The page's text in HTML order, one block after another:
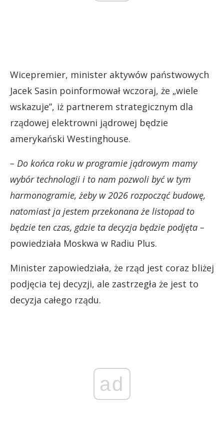
Wicepremier, minister aktywów państwowych
Jacek Sasin poinformował wczoraj, że „wiele
wskazuje”, iż partnerem strategicznym dla
rządowej elektrowni jądrowej będzie
amerykański Westinghouse.
– Do końca roku w programie jądrowym mamy
wybór technologii i to nam pozwoli być w tym
harmonogramie, żeby w 2026 rozpocząć budowę,
natomiast ja jestem przekonana że listopad to
będzie ten czas, gdzie ta decyzja będzie podjęta –
powiedziała Moskwa w Radiu Plus.
Minister zapowiedziała, że rząd jest coraz bliżej
podjęcia tej decyzji, ale zastrzegła że jest to
decyzja całego rządu.
ad